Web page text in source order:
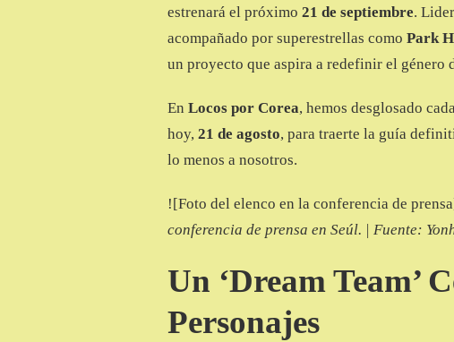
estrenará el próximo 21 de septiembre.
acompañado por superestrellas como Park
un proyecto que aspira a redefinir el género
En Locos por Corea, hemos desglosado
hoy, 21 de agosto, para traerte la guía
lo menos a nosotros.
![Foto del elenco en la conferencia de
conferencia de prensa en Seúl. | Fuente:
Un ‘Dream Team’
Personajes